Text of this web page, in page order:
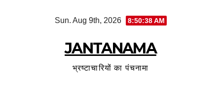
Sun. Aug 9th, 2026 8:50:39 AM
JANTANAMA
भ्रष्टाचारियों का पंचनामा